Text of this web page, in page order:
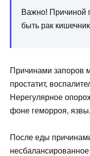
Важно! Причиной
быть рак
Причинами запоров
простатит,
Нерегулярное
фоне геморроя,
После еды